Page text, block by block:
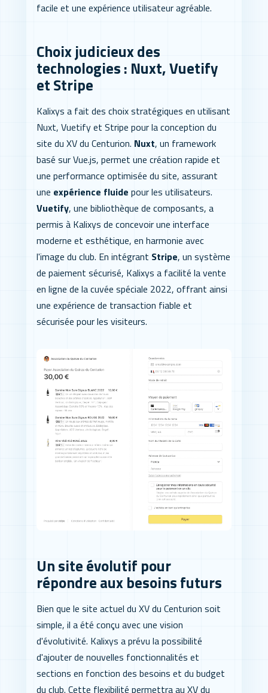
facile et une expérience utilisateur agréable.
Choix judicieux des
technologies : Nuxt, Vuetify
et Stripe
Kalixys a fait des choix stratégiques en utilisant
Nuxt, Vuetify et Stripe pour la conception du
site du XV du Centurion. Nuxt, un framework
basé sur Vue.js, permet une création rapide et
une performance optimisée du site, assurant
une expérience fluide pour les utilisateurs.
Vuetify, une bibliothèque de composants, a
permis à Kalixys de concevoir une interface
moderne et esthétique, en harmonie avec
l'image du club. En intégrant Stripe, un système
de paiement sécurisé, Kalixys a facilité la vente
en ligne de la cuvée spéciale 2022, offrant ainsi
une expérience de transaction fiable et
sécurisée pour les visiteurs.
Un site évolutif pour
répondre aux besoins futurs
Bien que le site actuel du XV du Centurion soit
simple, il a été conçu avec une vision
d'évolutivité. Kalixys a prévu la possibilité
d'ajouter de nouvelles fonctionnalités et
sections en fonction des besoins et du budget
du club. Cette flexibilité permettra au XV du